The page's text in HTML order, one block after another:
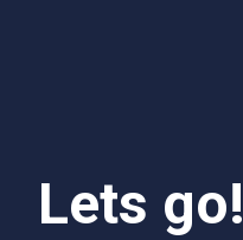
Lets go!